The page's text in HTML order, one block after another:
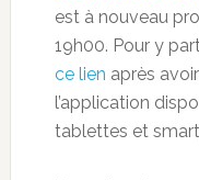
est à nouveau
19h00. Pour y
ce lien après
l’application
tablettes et